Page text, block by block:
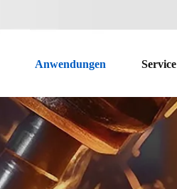
Anwendungen Service